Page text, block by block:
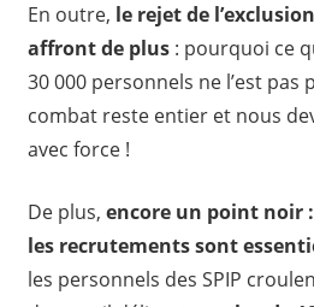
En outre, le rejet de
affront de plus: pourquoi ce
30 000 personnels ne l’est pas
combat reste entier et nous
avec force !
De plus, encore un point noir
les recrutements sont
les personnels des SPIP